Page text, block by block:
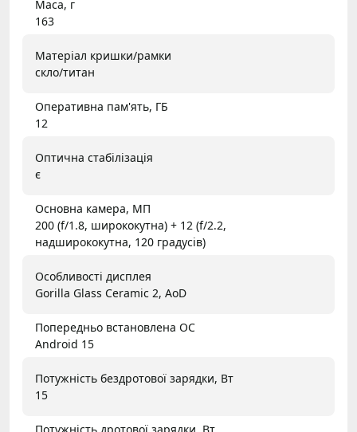
Маса, г
163
Матеріал кришки/рамки
скло/титан
Оперативна пам'ять, ГБ
12
Оптична стабілізація
є
Основна камера, МП
200 (f/1.8, ширококутна) + 12 (f/2.2,
надширококутна, 120 градусів)
Особливості дисплея
Gorilla Glass Ceramic 2, AoD
Попередньо встановлена ОС
Android 15
Потужність бездротової зарядки, Вт
15